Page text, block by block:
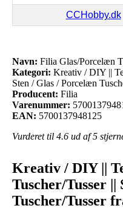
CCHobby.dk
Navn: Filia Glas/Porcelæn
Kategori: Kreativ / DIY ||
Sten / Glas / Porcelæn
Producent: Filia
Varenummer:
EAN: 5700137948125
Vurderet til 4.6 ud af 5
Kreativ / DIY ||
Tuscher/Tusser
Tuscher/Tusser